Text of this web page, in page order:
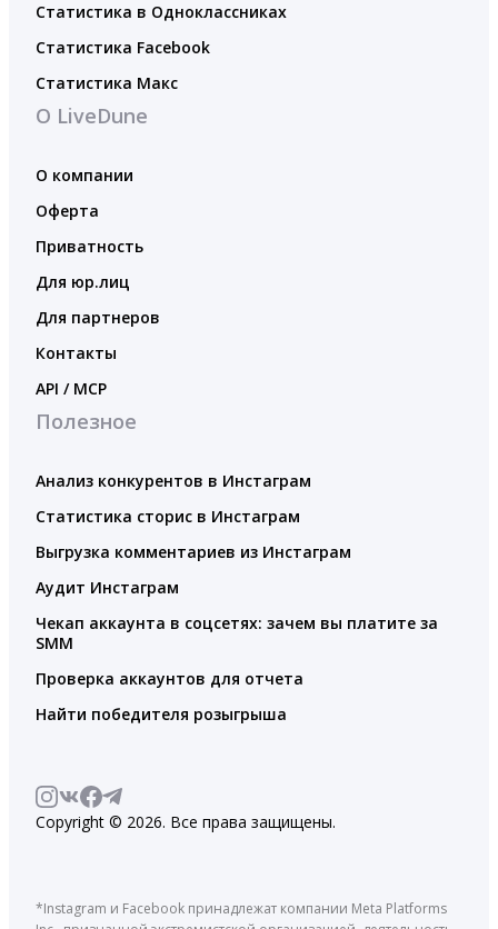
Статистика в Одноклассниках
Статистика Facebook
Статистика Макс
О LiveDune
О компании
Оферта
Приватность
Для юр.лиц
Для партнеров
Контакты
API / MCP
Полезное
Анализ конкурентов в Инстаграм
Статистика сторис в Инстаграм
Выгрузка комментариев из Инстаграм
Аудит Инстаграм
Чекап аккаунта в соцсетях: зачем вы платите за
SMM
Проверка аккаунтов для отчета
Найти победителя розыгрыша
Copyright © 2026. Все права защищены.
*Instagram и Facebook принадлежат компании Meta Platforms